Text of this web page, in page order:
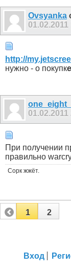
Ovsyanka
01.02.2011
http://
нужно - о покупке
01.02.2011
При получении
правильно
Сорк жжёт.
1 2
Вход